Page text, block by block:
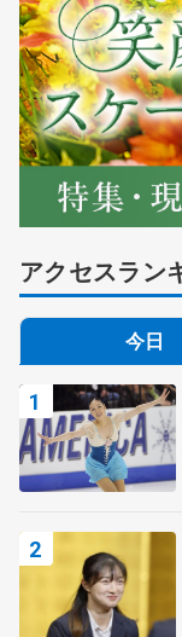
アクセスラン
今日